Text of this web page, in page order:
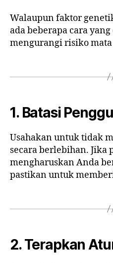
Walaupun faktor
ada beberapa cara
mengurangi risiko
1. Batasi
Usahakan untuk tidak
secara berlebihan. Jika
mengharuskan Anda
pastikan untuk
2. Terapkan